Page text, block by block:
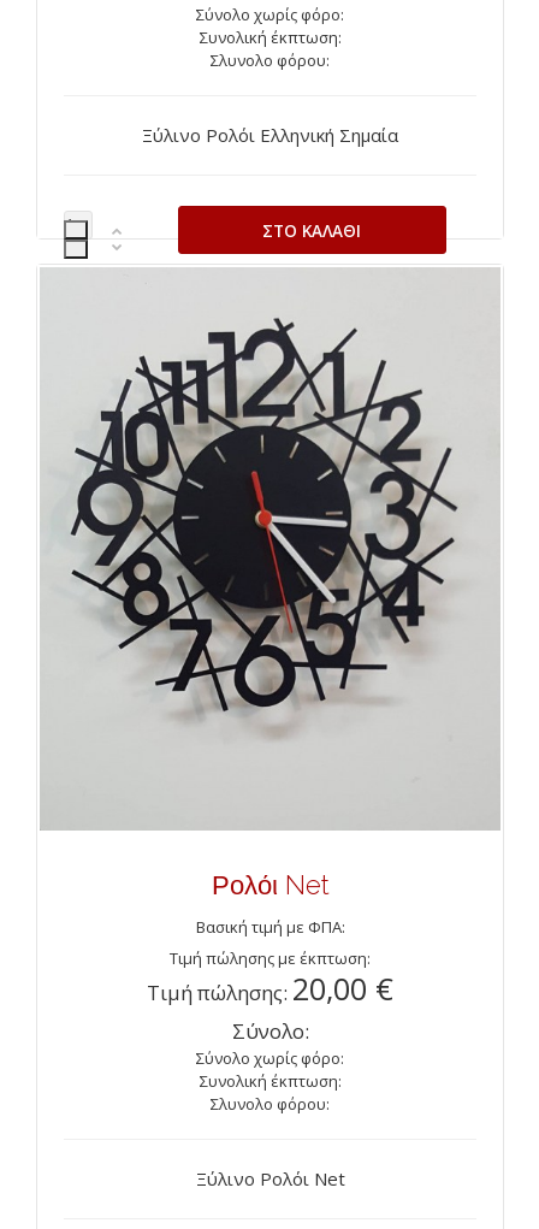
Σύνολο χωρίς φόρο:
Συνολική έκπτωση:
Σλυνολο φόρου:
Ξύλινο Ρολόι Ελληνική Σημαία
Ρολόι Net
Βασική τιμή με ΦΠΑ:
Τιμή πώλησης με έκπτωση:
Τιμή πώλησης: 20,00 €
Σύνολο:
Σύνολο χωρίς φόρο:
Συνολική έκπτωση:
Σλυνολο φόρου:
Ξύλινο Ρολόι Net